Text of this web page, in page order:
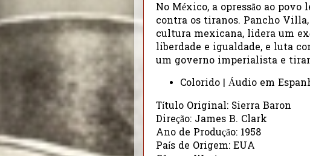
No México, a opressão ao
contra os tiranos. Pancho
cultura mexicana, lidera um
liberdade e igualdade, e luta
um governo imperialista e
Colorido | Áudio em
Título Original: Sierra Baron
Direção: James B. Clark
Ano de Produção: 1958
País de Origem: EUA